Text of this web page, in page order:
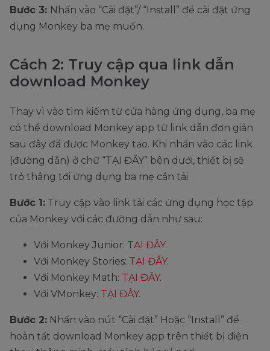
Bước 3: Nhấn vào “Cài đặt”/ “Install” để cài đặt ứng
dụng Monkey ba mẹ muốn.
Cách 2: Truy cập qua link dẫn
download Monkey
Thay vì vào tìm kiếm từ cửa hàng ứng dụng, ba mẹ
có thể download Monkey app từ link dẫn đơn giản
sau đây đã được Monkey tạo. Khi nhấn vào các link
(đường dẫn) ở chữ “TẠI ĐÂY” bên dưới, thiết bị sẽ
trỏ thẳng tới ứng dụng ba mẹ cần tải.
Bước 1: Truy cập vào link tải các ứng dụng học tập
của Monkey với các đường dẫn như sau:
Với Monkey Junior: TẠI ĐÂY.
Với Monkey Stories: TẠI ĐÂY.
Với Monkey Math: TẠI ĐÂY.
Với VMonkey: TẠI ĐÂY.
Bước 2: Nhấn vào nút “Cài đặt” Hoặc “Install” để
hoàn tất download Monkey app trên thiết bị điện